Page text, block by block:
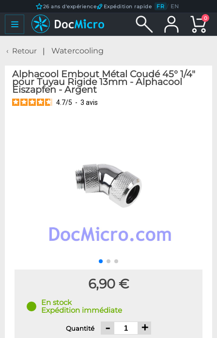
26 ans d'expérience Expédition rapide FR / EN
0
Retour Watercooling
Alphacool Embout Métal Coudé 45° 1/4"
pour Tuyau Rigide 13mm - Alphacool
Eiszapfen - Argent
4.7/5 - 3 avis
6,90 €
En stock
Expédition immédiate
Quantité - +